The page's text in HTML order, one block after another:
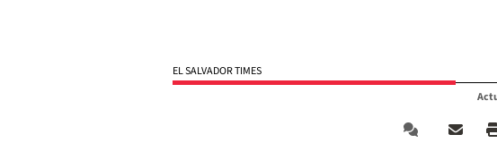
EL SALVADOR TIMES